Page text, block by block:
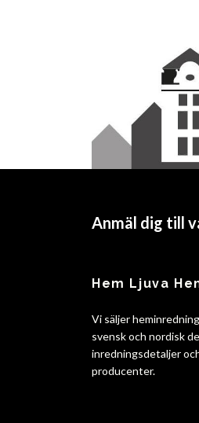
Anmäl dig till
Hem Ljuva
Vi säljer
svensk och nordisk
inredningsdetaljer
producenter.